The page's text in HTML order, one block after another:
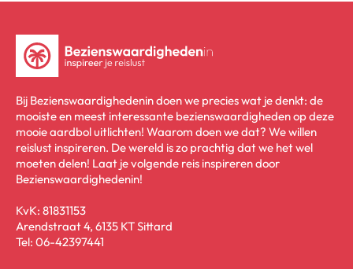
Bij Bezienswaardighedenin doen we precies wat je denkt: de
mooiste en meest interessante bezienswaardigheden op deze
mooie aardbol uitlichten! Waarom doen we dat? We willen
reislust inspireren. De wereld is zo prachtig dat we het wel
moeten delen! Laat je volgende reis inspireren door
Bezienswaardighedenin!
KvK: 81831153
Arendstraat 4, 6135 KT Sittard
Tel: 06-42397441